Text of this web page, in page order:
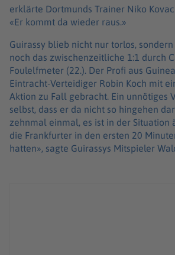
erklärte Dortmunds Trainer Niko
«Er kommt da wieder raus.»
Guirassy blieb nicht nur torlos,
noch das zwischenzeitliche 1:1 durch
Foulelfmeter (22.). Der Profi aus
Eintracht-Verteidiger Robin Koch mit
Aktion zu Fall gebracht. Ein unnötiges
selbst, dass er da nicht so hingehen
zehnmal einmal, es ist in der Situation
die Frankfurter in den ersten 20
hatten», sagte Guirassys Mitspieler